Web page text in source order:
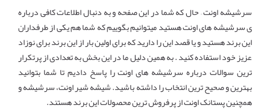
سرشیشه اونت – حال که شما در این صفحه و به دنبال اطلاعات کافی درباره
ی سرشیشه های اونت هستید میتوانیم بگوییم که شما هم یکی از طرفداران
این برند هستید و یا قصد این را دارید که برای اولین بار از این برند برای نوزاد
عزیز خود استفاده کنید . به همین دلیل ما در این بخش به تعدادی از پرتکرار
ترین سوالات درباره سرشیشه های اونت را پاسخ دادیم تا شما بتوانید
بهترین و صحیح ترین انتخاب را داشته باشید. شیشه شیر اونت، سرشیشه و
همچنین پستانک اونت از پرفروش ترین محصولات این برند هستند.